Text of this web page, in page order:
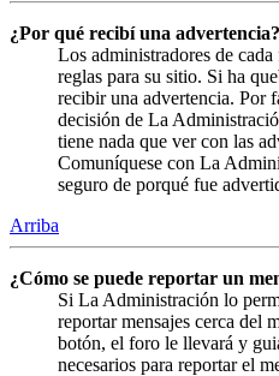
¿Por qué recibí una advertencia?
Los administradores de
reglas para su sitio. Si ha
recibir una advertencia. Por
decisión de La
tiene nada que ver con las
Comuníquese con La
seguro de porqué fue
Arriba
¿Cómo se puede reportar un
Si La Administración lo
reportar mensajes cerca del
botón, el foro le llevará y
necesarios para reportar el